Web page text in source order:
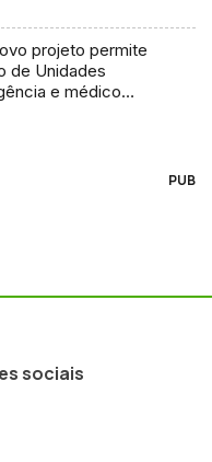
projeto permite
de Unidades
e médico
PUB
sociais